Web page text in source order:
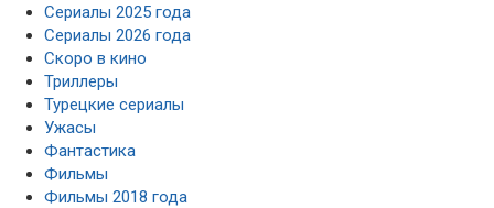
Сериалы 2025 года
Сериалы 2026 года
Скоро в кино
Триллеры
Турецкие сериалы
Ужасы
Фантастика
Фильмы
Фильмы 2018 года